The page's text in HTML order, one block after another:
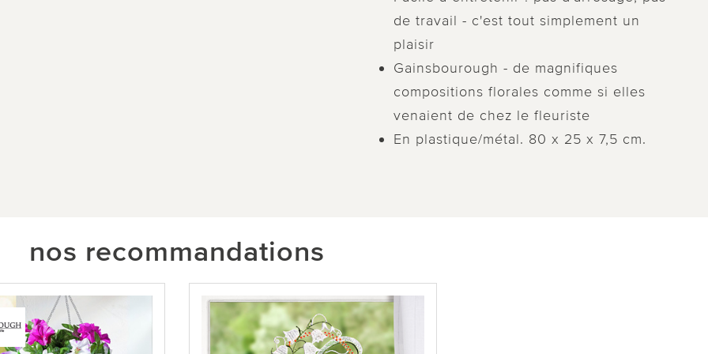
de travail - c'est tout simplement un
plaisir
Gainsbourough - de magnifiques
compositions florales comme si elles
venaient de chez le fleuriste
En plastique/métal. 80 x 25 x 7,5 cm.
nos recommandations